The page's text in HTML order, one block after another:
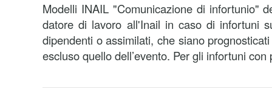
Modelli INAIL "Comunicazione di infortunio"
datore di lavoro all'Inail in caso di infortuni
dipendenti o assimilati, che siano
escluso quello dell’evento. Per gli infortuni